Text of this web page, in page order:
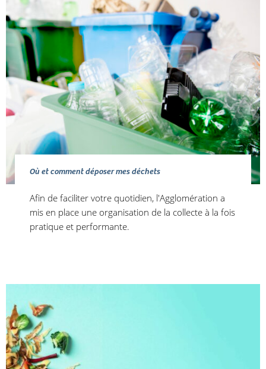
Où et comment déposer mes déchets
Afin de faciliter votre quotidien, l'Agglomération a
mis en place une organisation de la collecte à la fois
pratique et performante.